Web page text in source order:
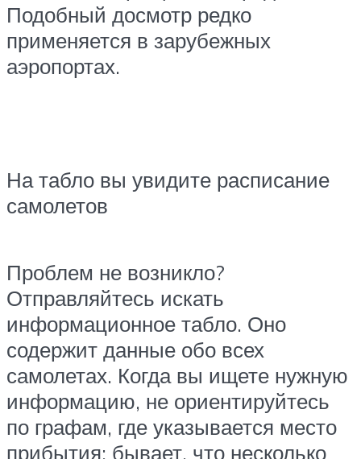
Подобный досмотр редко
применяется в зарубежных
аэропортах.
На табло вы увидите расписание
самолетов
Проблем не возникло?
Отправляйтесь искать
информационное табло. Оно
содержит данные обо всех
самолетах. Когда вы ищете нужную
информацию, не ориентируйтесь
по графам, где указывается место
прибытия: бывает, что несколько